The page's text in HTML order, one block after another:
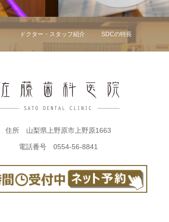
ドクター・スタッフ紹介 SDCの特長
住所 山梨県上野原市上野原1663
電話番号 0554-56-8841